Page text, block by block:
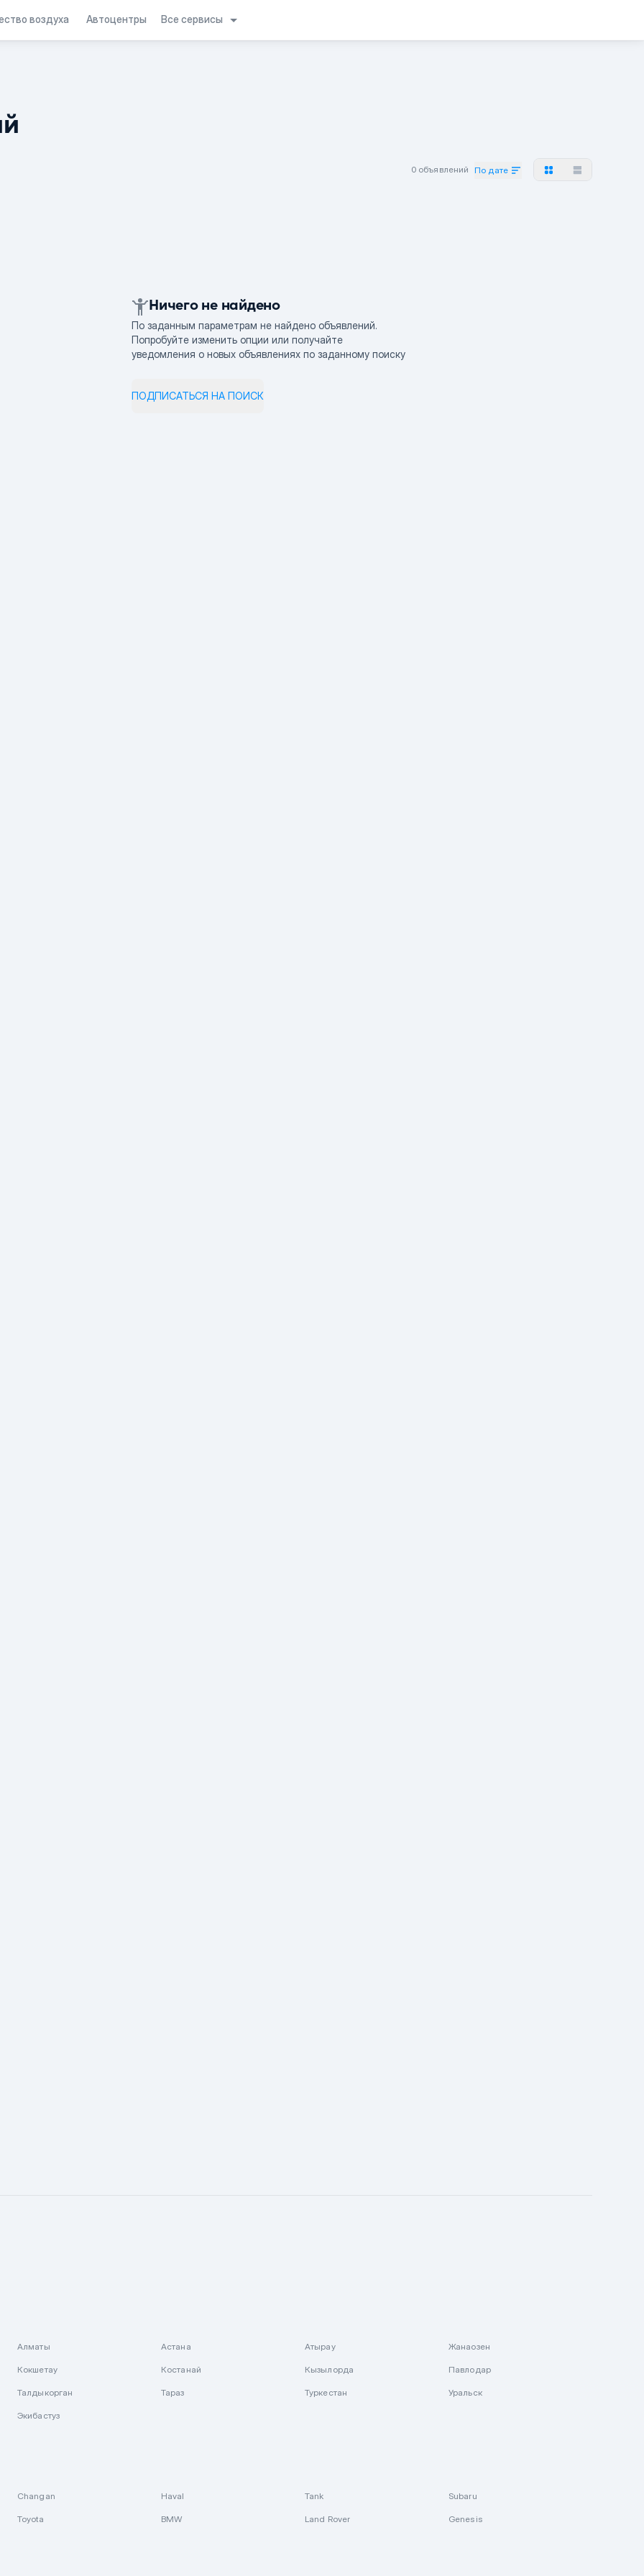
воздуха Автоцентры Все сервисы
0 объявлений По дате
Ничего не найдено
По заданным параметрам не найдено объявлений.
Попробуйте изменить опции или получайте
уведомления о новых объявлениях по заданному поиску
ПОДПИСАТЬСЯ НА ПОИСК
Алматы Астана Атырау Жанаозен
Кокшетау Костанай Кызылорда Павлодар
Талдыкорган Тараз Туркестан Уральск
Экибастуз
Changan Haval Tank Subaru
Toyota BMW Land Rover Genesis